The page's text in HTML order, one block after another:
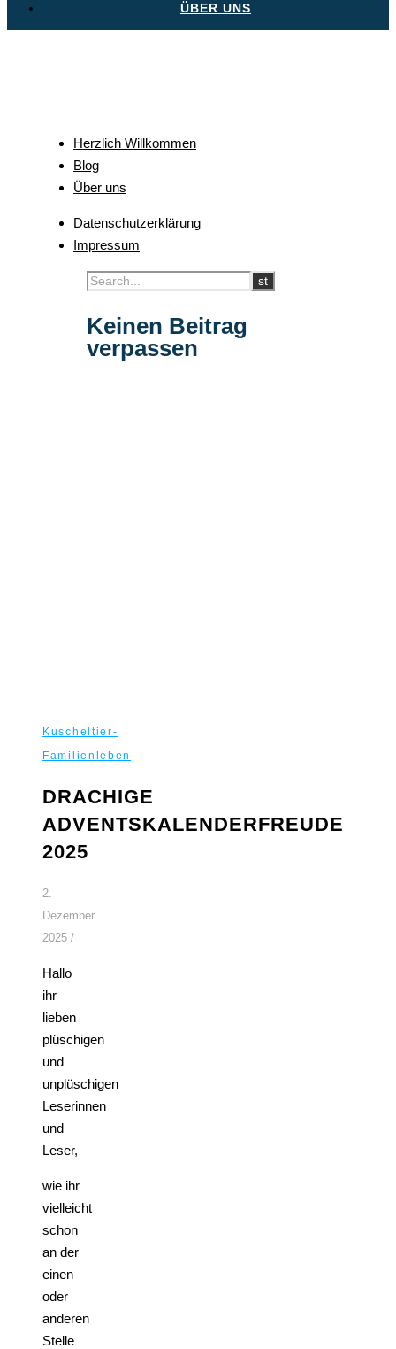
ÜBER UNS
Herzlich Willkommen
Blog
Über uns
Datenschutzerklärung
Impressum
Kuscheltier-
Familienleben
DRACHIGE
ADVENTSKALENDERFREUDE
2025
2.
Dezember
2025 /
Hallo
ihr
lieben
plüschigen
und
unplüschigen
Leserinnen
und
Leser,
wie ihr
vielleicht
schon
an der
einen
oder
anderen
Stelle
Keinen Beitrag
verpassen